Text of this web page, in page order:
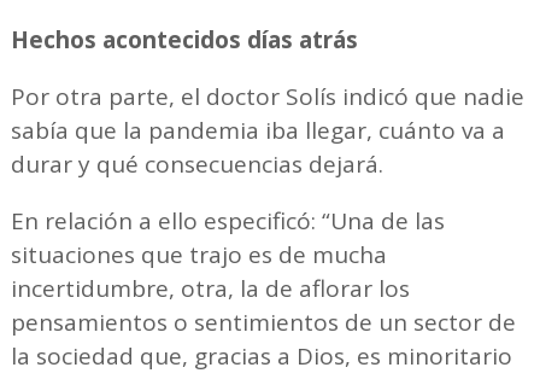
Hechos acontecidos días atrás
Por otra parte, el doctor Solís indicó que nadie
sabía que la pandemia iba llegar, cuánto va a
durar y qué consecuencias dejará.
En relación a ello especificó: “Una de las
situaciones que trajo es de mucha
incertidumbre, otra, la de aflorar los
pensamientos o sentimientos de un sector de
la sociedad que, gracias a Dios, es minoritario